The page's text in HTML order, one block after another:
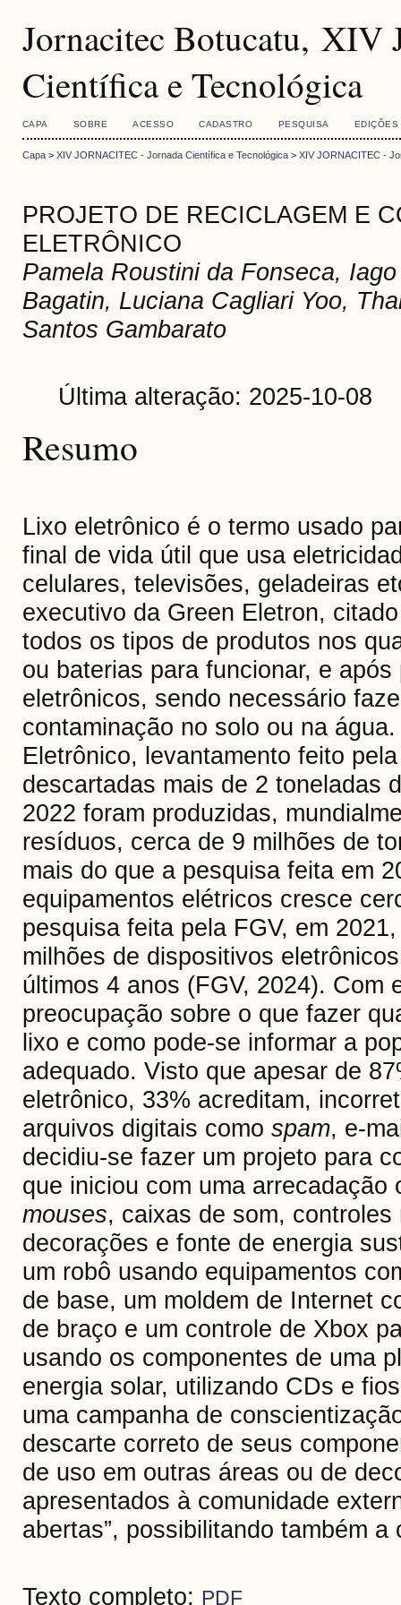
Jornacitec Botucatu, XIV
Científica e Tecnológica
CAPA SOBRE ACESSO CADASTRO PESQUISA EDIÇÕES
Capa> XIV JORNACITEC - Jornada Científica e Tecnológica> XIV JORNACITEC -
PROJETO DE RECICLAGEM E
ELETRÔNICO
Pamela Roustini da Fonseca,
Bagatin, Luciana Cagliari Yoo,
Santos Gambarato
Última alteração: 2025-10-08
Resumo
Lixo eletrônico é o termo usado
final de vida útil que usa
celulares, televisões, geladeiras
executivo da Green Eletron,
todos os tipos de produtos nos
ou baterias para funcionar, e
eletrônicos, sendo necessário
contaminação no solo ou na
Eletrônico, levantamento feito
descartadas mais de 2 toneladas
2022 foram produzidas,
resíduos, cerca de 9 milhões de
mais do que a pesquisa feita em
equipamentos elétricos cresce
pesquisa feita pela FGV, em
milhões de dispositivos
últimos 4 anos (FGV, 2024). Com
preocupação sobre o que fazer
lixo e como pode-se informar a
adequado. Visto que apesar de
eletrônico, 33% acreditam,
arquivos digitais como spam, e-
decidiu-se fazer um projeto para
que iniciou com uma
mouses, caixas de som,
decorações e fonte de energia
um robô usando equipamentos
de base, um moldem de Internet
de braço e um controle de Xbox
usando os componentes de uma
energia solar, utilizando CDs e
uma campanha de
descarte correto de seus
de uso em outras áreas ou de
apresentados à comunidade
abertas”, possibilitando também
Texto completo: PDF